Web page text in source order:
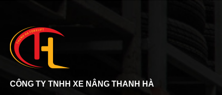
CÔNG TY TNHH XE NÂNG THANH HÀ